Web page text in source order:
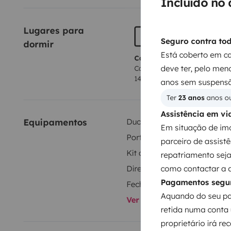
Seguro contra
Está coberto em
deve ter, pelo
anos sem
Ter 23 anos anos
Assistência em
Em situação de
parceiro de
repatriamento
como contactar a
Pagamentos
Aquando do seu
retida numa conta
proprietário irá
Lugares para
dormir
Cama 1
Cama basculante
140x190 cm
Equipamentos Duche interior
Porta-bicicletas
Kit de louça
Direcção assistida
Fecho central
Ver todos os